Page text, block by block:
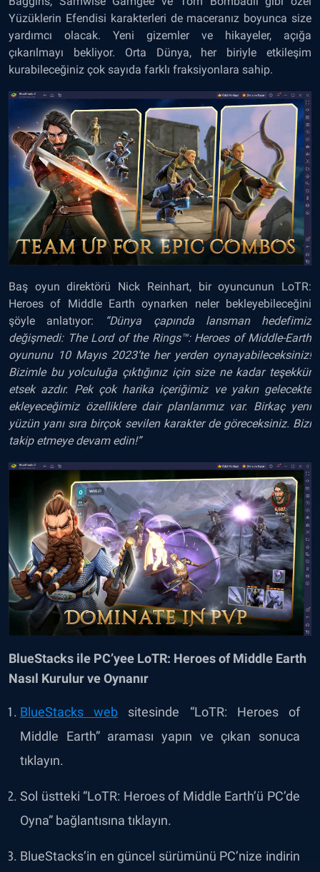
Yüzüklerin Efendisi karakterleri de maceranız boyunca size
yardımcı olacak. Yeni gizemler ve hikayeler, açığa
çıkarılmayı bekliyor. Orta Dünya, her biriyle etkileşim
kurabileceğiniz çok sayıda farklı fraksiyonlara sahip.
Baş oyun direktörü Nick Reinhart, bir oyuncunun LoTR:
Heroes of Middle Earth oynarken neler bekleyebileceğini
şöyle anlatıyor:
“Dünya çapında lansman hedefimiz
değişmedi: The Lord of the Rings™: Heroes of Middle-Earth
oyununu 10 Mayıs 2023’te her yerden oynayabileceksiniz!
Bizimle bu yolculuğa çıktığınız için size ne kadar teşekkür
etsek azdır. Pek çok harika içeriğimiz ve yakın gelecekte
ekleyeceğimiz özelliklere dair planlarımız var. Birkaç yeni
yüzün yanı sıra birçok sevilen karakter de göreceksiniz. Bizi
takip etmeye devam edin!”
BlueStacks ile PC’yee LoTR: Heroes of Middle Earth
Nasıl Kurulur ve Oynanır
BlueStacks web sitesinde “LoTR: Heroes of
Middle Earth” araması yapın ve çıkan sonuca
tıklayın.
Sol üstteki “LoTR: Heroes of Middle Earth’ü PC’de
Oyna” bağlantısına tıklayın.
BlueStacks’in en güncel sürümünü PC’nize indirin